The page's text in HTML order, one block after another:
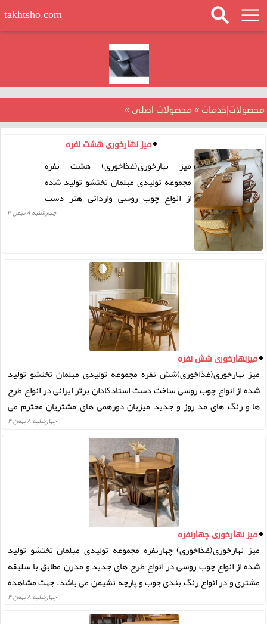
takhtsho.com
محصولات|خدمات»محصولات اصلی»
میز نهارخوری هشت نفره
میز نهارخوری(غذاخوری) هشت نفره
مجموعه تولیدی مبلمان تختشو تولید شده
از انواع چوب روسی وارداتی هنر دست
استادکاران برتر ایرانی در انواع طرح های
می باشد.
چهارشنبه ۸ بهمن ۴
میز‌نهارخوری شش نفره
میز نهارخوری(غذاخوری)شش نفره مجموعه تولیدی مبلمان تختشو تولید
شده از انواع چوب روسی ساخت دست استادکادان برتر ایرانی در انواع طرح
ها و رنگ های مد روز و جدید میزبان دورهمی های مشتریان محترم می
باشد. جهت مشاهده مشخصات تکمیلی لیست قیمت میز ناهارخوری شش
نفره و خرید اینترنتی و بدون واسطه به سایت فروشگاه اینترنتی مجموعه
تولیدی مبلمان تختشو مراجعه فرمایید.
چهارشنبه ۸ بهمن ۴
میز نهارخوری چهارنفره
میز نهارخوری(غذاخوری) چهارنفره مجموعه تولیدی مبلمان تختشو تولید
شده از انواع چوب روسی در انواع طرح های جدید و مدرن مطابق با سلیقه
مشتری و در انواع رنگ بندی جوب و پارچه نشیمن می باشد. جهت مشاهده
و خرید انواع مدل های میز نهاخوری ۴نفره مستقیم از تولید کننده به
وبسایت مجموعه تولیدی مبلمان تختشو مراجعه فرمایید:
چهارشنبه ۸ بهمن ۴